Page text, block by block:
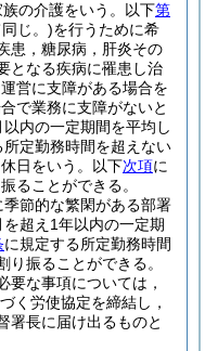
の介護をいう。以下第
じ。)を行うために希
患，糖尿病，肝炎その
となる疾病に罹患し治
営に支障がある場合を
で業務に支障がないと
内の一定期間を平均し
所定勤務時間を超えない
日をいう。以下次項に
ることができる。
節的な繁閑がある部署
超え1年以内の一定期
に規定する所定勤務時間
り振ることができる。
要な事項については，
く労使協定を締結し，
署長に届け出るものと